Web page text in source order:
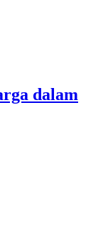
dalam